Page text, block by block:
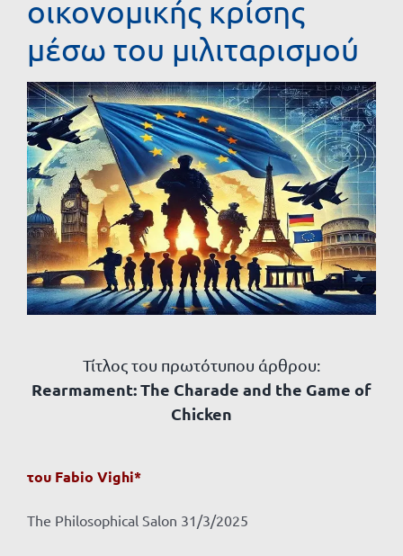
οικονομικής κρίσης
μέσω του μιλιταρισμού
Προβολή
μεγαλύτερης
εικόνας
Τίτλος του πρωτότυπου άρθρου:
Rearmament: The Charade and the Game of
Chicken
του Fabio Vighi*
The Philosophical Salon 31/3/2025